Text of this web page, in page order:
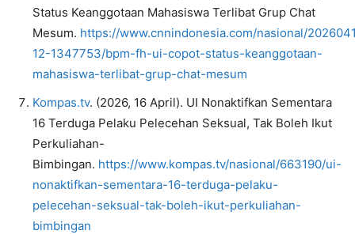
Status Keanggotaan Mahasiswa Terlibat Grup Chat
Mesum. https://www.cnnindonesia.com/nasional/
12-1347753/bpm-fh-ui-copot-status-keanggotaan-
mahasiswa-terlibat-grup-chat-mesum
Kompas.tv. (2026, 16 April). UI Nonaktifkan Sementara
16 Terduga Pelaku Pelecehan Seksual, Tak Boleh Ikut
Perkuliahan-
Bimbingan. https://www.kompas.tv/nasional/663190/ui-
nonaktifkan-sementara-16-terduga-pelaku-
pelecehan-seksual-tak-boleh-ikut-perkuliahan-
bimbingan